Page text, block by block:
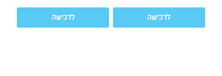
לרכישה לרכישה